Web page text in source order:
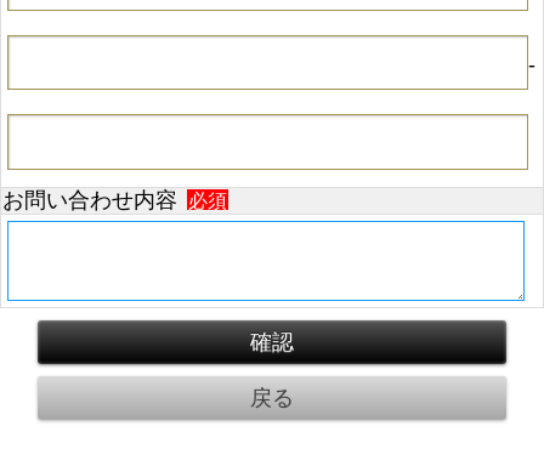
-
お問い合わせ内容 必須